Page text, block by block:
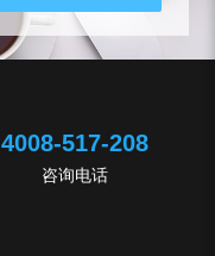
4008-517-208
咨询电话